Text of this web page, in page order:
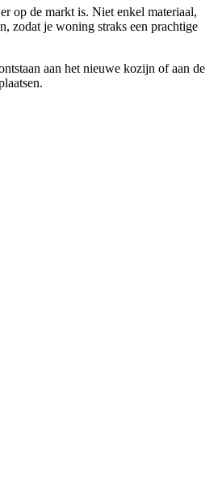
op de markt is. Niet enkel materiaal,
zodat je woning straks een prachtige
aan het nieuwe kozijn of aan de